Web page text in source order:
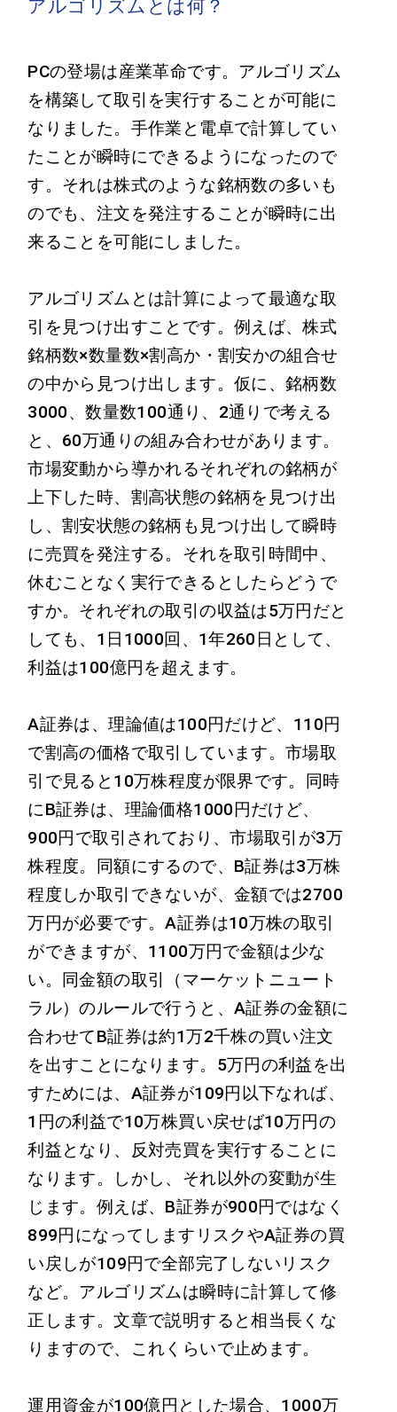
アルゴリズムとは何？
PCの登場は産業革命です。アルゴリズム
を構築して取引を実行することが可能に
なりました。手作業と電卓で計算してい
たことが瞬時にできるようになったので
す。それは株式のような銘柄数の多いも
のでも、注文を発注することが瞬時に出
来ることを可能にしました。
アルゴリズムとは計算によって最適な取
引を見つけ出すことです。例えば、株式
銘柄数×数量数×割高か・割安かの組合せ
の中から見つけ出します。仮に、銘柄数
3000、数量数100通り、2通りで考える
と、60万通りの組み合わせがあります。
市場変動から導かれるそれぞれの銘柄が
上下した時、割高状態の銘柄を見つけ出
し、割安状態の銘柄も見つけ出して瞬時
に売買を発注する。それを取引時間中、
休むことなく実行できるとしたらどうで
すか。それぞれの取引の収益は5万円だと
しても、1日1000回、1年260日として、
利益は100億円を超えます。
A証券は、理論値は100円だけど、110円
で割高の価格で取引しています。市場取
引で見ると10万株程度が限界です。同時
にB証券は、理論価格1000円だけど、
900円で取引されており、市場取引が3万
株程度。同額にするので、B証券は3万株
程度しか取引できないが、金額では2700
万円が必要です。A証券は10万株の取引
ができますが、1100万円で金額は少な
い。同金額の取引（マーケットニュート
ラル）のルールで行うと、A証券の金額に
合わせてB証券は約1万2千株の買い注文
を出すことになります。5万円の利益を出
すためには、A証券が109円以下なれば、
1円の利益で10万株買い戻せば10万円の
利益となり、反対売買を実行することに
なります。しかし、それ以外の変動が生
じます。例えば、B証券が900円ではなく
899円になってしますリスクやA証券の買
い戻しが109円で全部完了しないリスク
など。アルゴリズムは瞬時に計算して修
正します。文章で説明すると相当長くな
りますので、これくらいで止めます。
運用資金が100億円とした場合、1000万